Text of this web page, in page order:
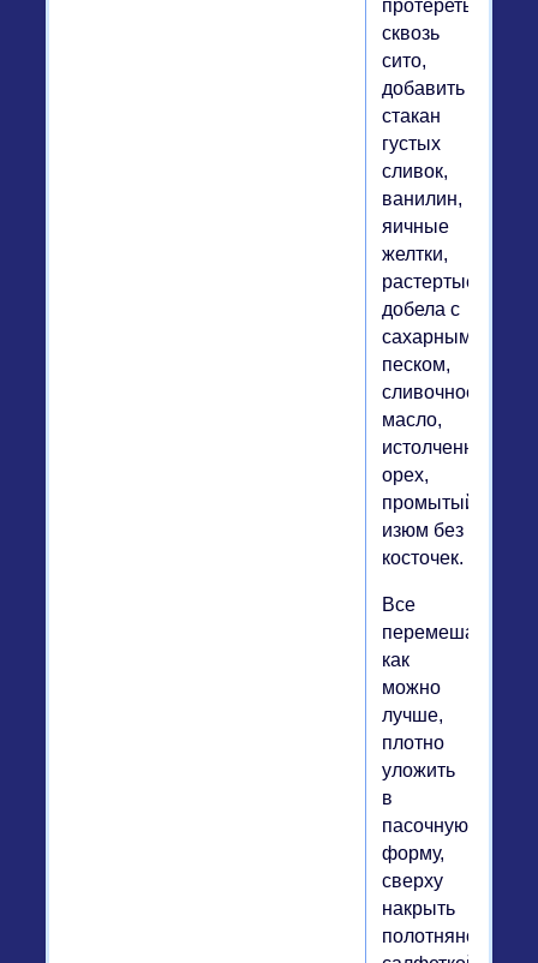
протереть
сквозь
сито,
добавить
стакан
густых
сливок,
ванилин,
яичные
желтки,
растертые
добела с
сахарным
песком,
сливочное
масло,
истолченный
орех,
промытый
изюм без
косточек.
Все
перемешать
как
можно
лучше,
плотно
уложить
в
пасочную
форму,
сверху
накрыть
полотняной